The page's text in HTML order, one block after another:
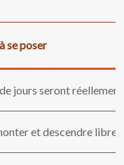
se poser
jours seront
et descendre